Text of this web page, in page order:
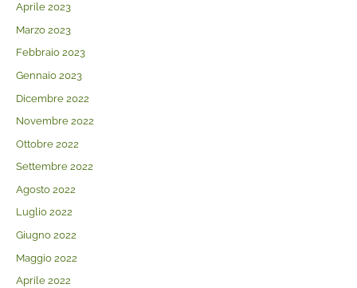
Aprile 2023
Marzo 2023
Febbraio 2023
Gennaio 2023
Dicembre 2022
Novembre 2022
Ottobre 2022
Settembre 2022
Agosto 2022
Luglio 2022
Giugno 2022
Maggio 2022
Aprile 2022